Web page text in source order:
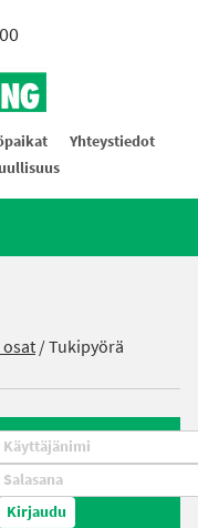
Yhteystiedot
/ Tukipyörä
Kirjaudu